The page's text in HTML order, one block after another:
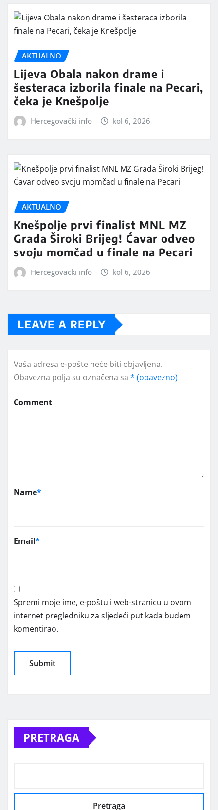
AKTUALNO
Lijeva Obala nakon drame i
šesteraca izborila finale na Pecari,
čeka je Knešpolje
Hercegovački info kol 6, 2026
AKTUALNO
Knešpolje prvi finalist MNL MZ
Grada Široki Brijeg! Ćavar odveo
svoju momčad u finale na Pecari
Hercegovački info kol 6, 2026
LEAVE A REPLY
Vaša adresa e-pošte neće biti objavljena.
Obavezna polja su označena sa * (obavezno)
Comment
Name*
Email*
Spremi moje ime, e-poštu i web-stranicu u ovom
internet pregledniku za sljedeći put kada budem
komentirao.
PRETRAGA
Pretraga